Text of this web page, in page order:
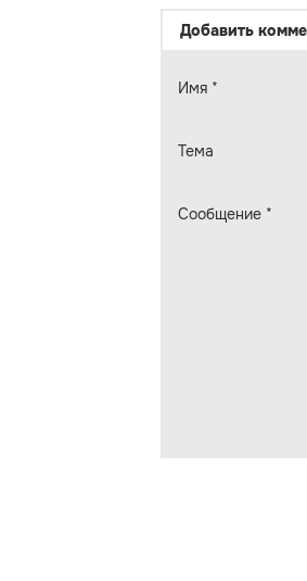
Добавить
Имя *
Тема
Сообщение *